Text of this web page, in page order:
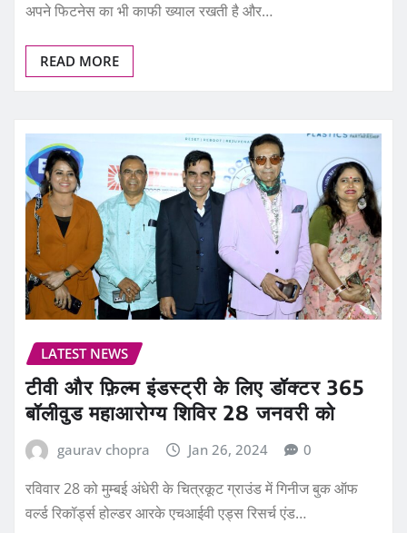
अपने फिटनेस का भी काफी ख्याल रखती है और…
READ MORE
LATEST NEWS
टीवी और फ़िल्म इंडस्ट्री के लिए डॉक्टर 365
बॉलीवुड महाआरोग्य शिविर 28 जनवरी को
gaurav chopra Jan 26, 2024 0
रविवार 28 को मुम्बई अंधेरी के चित्रकूट ग्राउंड में गिनीज बुक ऑफ
वर्ल्ड रिकॉर्ड्स होल्डर आरके एचआईवी एड्स रिसर्च एंड…